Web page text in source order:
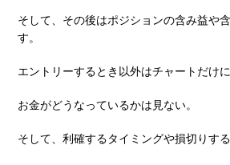
そして、その後はポジションの含み益や
す。
エントリーするとき以外はチャートだけに
お⾦がどうなっているかは⾒ない。
そして、利確するタイミングや損切りす